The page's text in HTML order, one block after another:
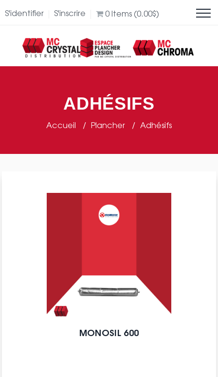
S'identifier S'inscrire 0 Items (0.00$)
ADHÉSIFS
Accueil Plancher Adhésifs
MONOSIL 600